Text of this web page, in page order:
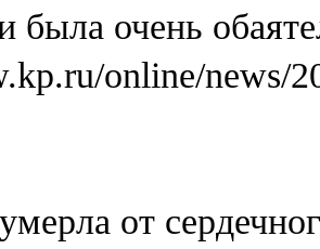
была очень
online/news/
от